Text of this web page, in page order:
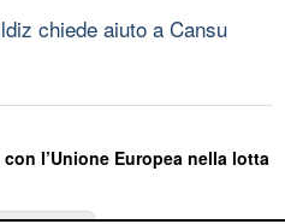
chiede aiuto a Cansu
l’Unione Europea nella lotta